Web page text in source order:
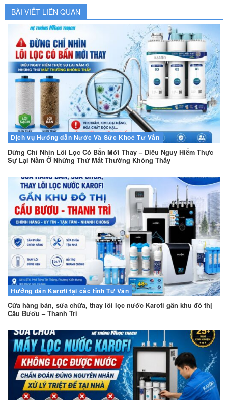
BÀI VIẾT LIÊN QUAN
Dịch vụ Hướng dẫn Nước Và Sức Khoẻ Tư Vấn
Đừng Chỉ Nhìn Lõi Lọc Có Bẩn Mới Thay – Điều Nguy Hiểm Thực
Sự Lại Nằm Ở Những Thứ Mắt Thường Không Thấy
Hướng dẫn Karofi tại các tỉnh Tư Vấn
Cửa hàng bán, sửa chữa, thay lõi lọc nước Karofi gần khu đô thị
Cầu Bươu – Thanh Trì